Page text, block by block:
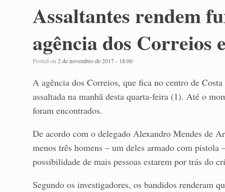
Assaltantes rendem
agência dos Correios
Posted on 2 de novembro de 2017 - 18:00
A agência dos Correios, que fica no centro de
assaltada na manhã desta quarta-feira (1). Até o
foram encontrados.
De acordo com o delegado Alexandro Mendes de
menos três homens – um deles armado com
possibilidade de mais pessoas estarem por trás do
Segundo os investigadores, os bandidos renderam